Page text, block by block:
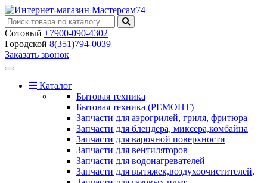
Сотовый +7900-090-4302
Городской 8(351)794-0039
Заказать звонок
Toggle
navigationКаталог
Бытовая техника
Бытовая техника (РЕМОНТ)
Запчасти для аэрогрилей, гриля, фритюра
Запчасти для блендера, миксера,комбайна
Запчасти для варочной поверхности
Запчасти для вентиляторов
Запчасти для водонагревателей
Запчасти для вытяжек,воздухоочистителей,